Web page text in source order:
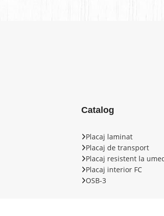
Catalog
Placaj laminat
Placaj de transport
Placaj resistent la
Placaj interior FС
OSB-3